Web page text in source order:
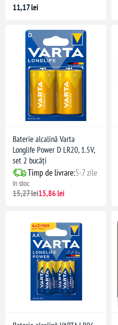
11,17 lei
Baterie alcalină Varta
Longlife Power D LR20, 1.5V,
set 2 bucăți
Timp de livrare:5-7 zile
în stoc
15,27 lei15,86 lei